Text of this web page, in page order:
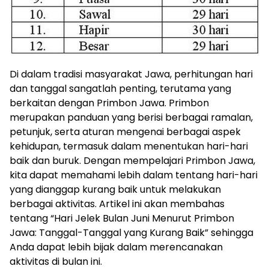
Di dalam tradisi masyarakat Jawa, perhitungan hari
dan tanggal sangatlah penting, terutama yang
berkaitan dengan Primbon Jawa. Primbon
merupakan panduan yang berisi berbagai ramalan,
petunjuk, serta aturan mengenai berbagai aspek
kehidupan, termasuk dalam menentukan hari-hari
baik dan buruk. Dengan mempelajari Primbon Jawa,
kita dapat memahami lebih dalam tentang hari-hari
yang dianggap kurang baik untuk melakukan
berbagai aktivitas. Artikel ini akan membahas
tentang “Hari Jelek Bulan Juni Menurut Primbon
Jawa: Tanggal-Tanggal yang Kurang Baik” sehingga
Anda dapat lebih bijak dalam merencanakan
aktivitas di bulan ini.